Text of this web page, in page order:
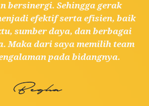
bersinergi. Sehingga gerak
efektif serta efisien, baik
sumber daya, dan berbagai
Maka dari saya memilih team
pada bidangnya.